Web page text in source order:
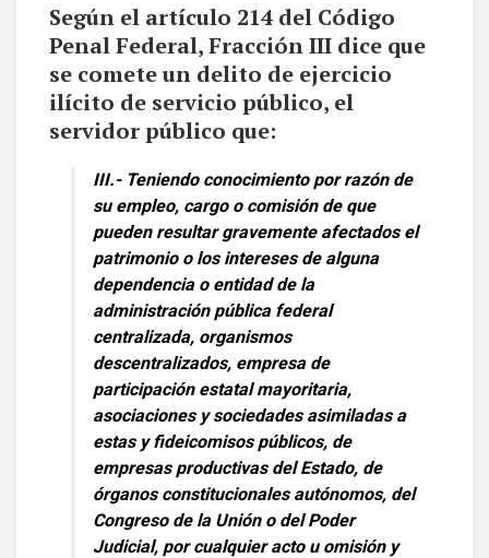
Según el artículo 214 del Código
Penal Federal, Fracción III dice que
se comete un delito de ejercicio
ilícito de servicio público, el
servidor público que:
III.- Teniendo conocimiento por razón de
su empleo, cargo o comisión de que
pueden resultar gravemente afectados el
patrimonio o los intereses de alguna
dependencia o entidad de la
administración pública federal
centralizada, organismos
descentralizados, empresa de
participación estatal mayoritaria,
asociaciones y sociedades asimiladas a
estas y fideicomisos públicos, de
empresas productivas del Estado, de
órganos constitucionales autónomos, del
Congreso de la Unión o del Poder
Judicial, por cualquier acto u omisión y